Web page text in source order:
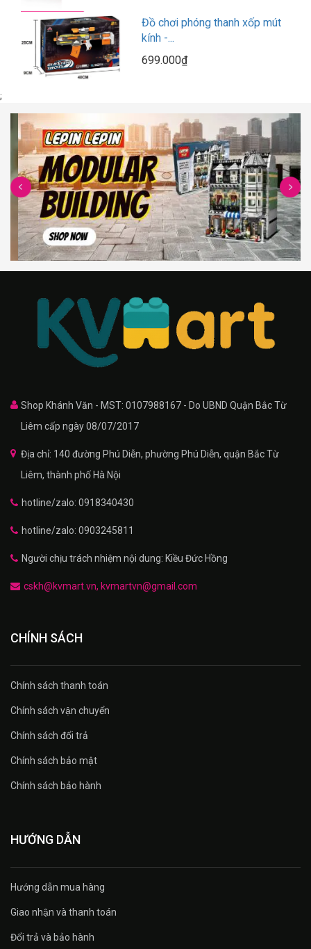
Đồ chơi phóng thanh xốp mút
kính -...
699.000₫
;
Shop Khánh Văn - MST: 0107988167 - Do UBND Quận Bắc Từ
Liêm cấp ngày 08/07/2017
Địa chỉ: 140 đường Phú Diễn, phường Phú Diễn, quận Bắc Từ
Liêm, thành phố Hà Nội
hotline/zalo: 0918340430
hotline/zalo: 0903245811
Người chịu trách nhiệm nội dung: Kiều Đức Hồng
cskh@kvmart.vn, kvmartvn@gmail.com
CHÍNH SÁCH
Chính sách thanh toán
Chính sách vận chuyển
Chính sách đổi trả
Chính sách bảo mật
Chính sách bảo hành
HƯỚNG DẪN
Hướng dẫn mua hàng
Giao nhận và thanh toán
Đổi trả và bảo hành